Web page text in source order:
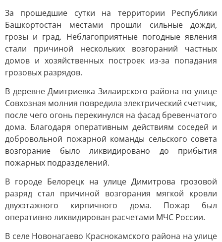
За прошедшие сутки на территории Республики
Башкортостан местами прошли сильные дожди,
грозы и град. Неблагоприятные погодные явления
стали причиной нескольких возгораний частных
домов и хозяйственных построек из-за попадания
грозовых разрядов.
В деревне Дмитриевка Зилаирского района по улице
Совхозная молния повредила электрический счетчик,
после чего огонь перекинулся на фасад бревенчатого
дома. Благодаря оперативным действиям соседей и
добровольной пожарной команды сельского совета
возгорание было ликвидировано до прибытия
пожарных подразделений.
В городе Белорецк на улице Димитрова грозовой
разряд стал причиной возгорания мягкой кровли
двухэтажного кирпичного дома. Пожар был
оперативно ликвидирован расчетами МЧС России.
В селе Новонагаево Краснокамского района на улице